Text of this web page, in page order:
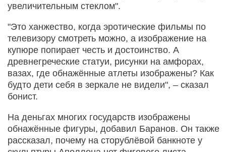
увеличительным стеклом".
"Это ханжество, когда эротические фильмы по
телевизору смотреть можно, а изображение на
купюре попирает честь и достоинство. А
древнегреческие статуи, рисунки на амфорах,
вазах, где обнажённые атлеты изображены? Как
будто дети себя в зеркале не видели", – сказал
бонист.
На деньгах многих государств изображены
обнажённые фигуры, добавил Баранов. Он также
рассказал, почему на сторублёвой банкноте у